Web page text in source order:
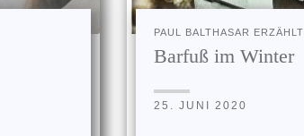
PAUL BALTHASAR ERZÄHLT
Barfuß im Winter
25. JUNI 2020